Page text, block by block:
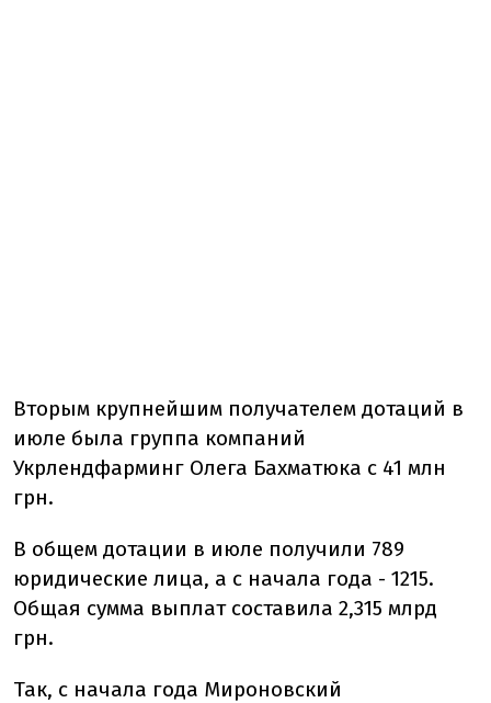
Вторым крупнейшим получателем дотаций в
июле была группа компаний
Укрлендфарминг Олега Бахматюка с 41 млн
грн.
В общем дотации в июле получили 789
юридические лица, а с начала года - 1215.
Общая сумма выплат составила 2,315 млрд
грн.
Так, с начала года Мироновский